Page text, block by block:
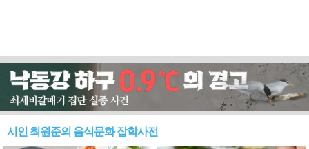
시인 최원준의 음식문화 잡학사전